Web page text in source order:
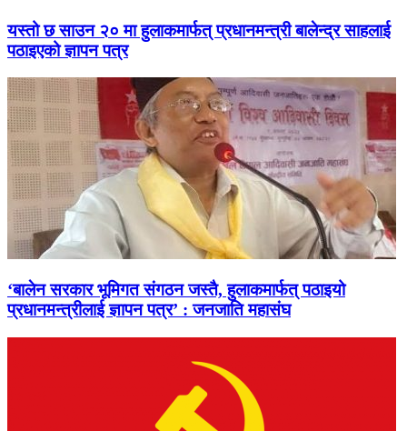
यस्तो छ साउन २० मा हुलाकमार्फत् प्रधानमन्त्री बालेन्द्र साहलाई
पठाइएको ज्ञापन पत्र
‘बालेन सरकार भूमिगत संगठन जस्तै, हुलाकमार्फत् पठाइयो
प्रधानमन्त्रीलाई ज्ञापन पत्र’ : जनजाति महासंघ